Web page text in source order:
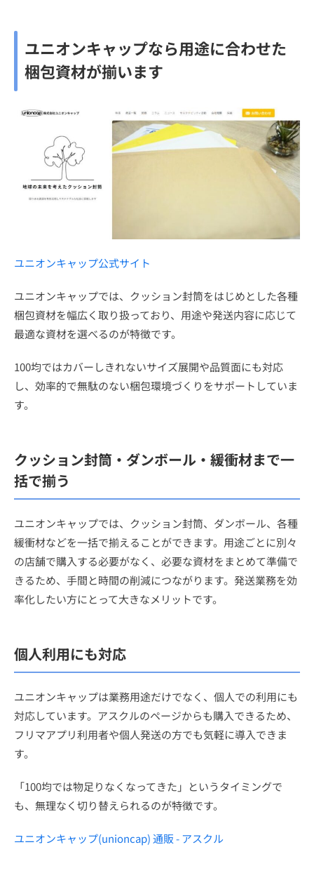
ユニオンキャップなら用途に合わせた
梱包資材が揃います
ユニオンキャップ公式サイト
ユニオンキャップでは、クッション封筒をはじめとした各種
梱包資材を幅広く取り扱っており、用途や発送内容に応じて
最適な資材を選べるのが特徴です。
100均ではカバーしきれないサイズ展開や品質面にも対応
し、効率的で無駄のない梱包環境づくりをサポートしていま
す。
クッション封筒・ダンボール・緩衝材まで一
括で揃う
ユニオンキャップでは、クッション封筒、ダンボール、各種
緩衝材などを一括で揃えることができます。用途ごとに別々
の店舗で購入する必要がなく、必要な資材をまとめて準備で
きるため、手間と時間の削減につながります。発送業務を効
率化したい方にとって大きなメリットです。
個人利用にも対応
ユニオンキャップは業務用途だけでなく、個人での利用にも
対応しています。アスクルのページからも購入できるため、
フリマアプリ利用者や個人発送の方でも気軽に導入できま
す。
「100均では物足りなくなってきた」というタイミングで
も、無理なく切り替えられるのが特徴です。
ユニオンキャップ(unioncap) 通販 - アスクル